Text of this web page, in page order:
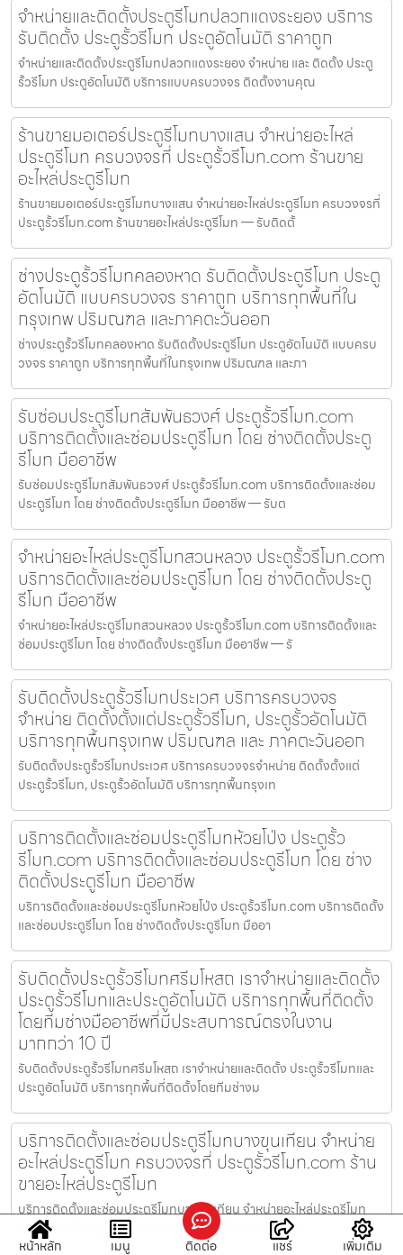
จำหน่ายและติดตั้งประตูรีโมทปลวกแดงระยอง บริการ
รับติดตั้ง ประตูรั้วรีโมท ประตูอัตโนมัติ ราคาถูก
จำหน่ายและติดตั้งประตูรีโมทปลวกแดงระยอง จำหน่าย และ ติดตั้ง ประตู
รั้วรีโมท ประตูอัตโนมัติ บริการแบบครบวงจร ติดตั้งงานคุณ
ร้านขายมอเตอร์ประตูรีโมทบางแสน จำหน่ายอะไหล่
ประตูรีโมท ครบวงจรที่ ประตูรั้วรีโมท.com ร้านขาย
อะไหล่ประตูรีโมท
ร้านขายมอเตอร์ประตูรีโมทบางแสน จำหน่ายอะไหล่ประตูรีโมท ครบวงจรที่
ประตูรั้วรีโมท.com ร้านขายอะไหล่ประตูรีโมท — รับติดตั้
ช่างประตูรั้วรีโมทคลองหาด รับติดตั้งประตูรีโมท ประตู
อัตโนมัติ แบบครบวงจร ราคาถูก บริการทุกพื้นที่ใน
กรุงเทพ ปริมณฑล และภาคตะวันออก
ช่างประตูรั้วรีโมทคลองหาด รับติดตั้งประตูรีโมท ประตูอัตโนมัติ แบบครบ
วงจร ราคาถูก บริการทุกพื้นที่ในกรุงเทพ ปริมณฑล และภา
รับซ่อมประตูรีโมทสัมพันธวงศ์ ประตูรั้วรีโมท.com
บริการติดตั้งและซ่อมประตูรีโมท โดย ช่างติดตั้งประตู
รีโมท มืออาชีพ
รับซ่อมประตูรีโมทสัมพันธวงศ์ ประตูรั้วรีโมท.com บริการติดตั้งและซ่อม
ประตูรีโมท โดย ช่างติดตั้งประตูรีโมท มืออาชีพ — รับต
จำหน่ายอะไหล่ประตูรีโมทสวนหลวง ประตูรั้วรีโมท.com
บริการติดตั้งและซ่อมประตูรีโมท โดย ช่างติดตั้งประตู
รีโมท มืออาชีพ
จำหน่ายอะไหล่ประตูรีโมทสวนหลวง ประตูรั้วรีโมท.com บริการติดตั้งและ
ซ่อมประตูรีโมท โดย ช่างติดตั้งประตูรีโมท มืออาชีพ — รั
รับติดตั้งประตูรั้วรีโมทประเวศ บริการครบวงจร
จำหน่าย ติดตั้งตั้งแต่ประตูรั้วรีโมท, ประตูรั้วอัตโนมัติ
บริการทุกพื้นกรุงเทพ ปริมณฑล และ ภาคตะวันออก
รับติดตั้งประตูรั้วรีโมทประเวศ บริการครบวงจรจำหน่าย ติดตั้งตั้งแต่
ประตูรั้วรีโมท, ประตูรั้วอัตโนมัติ บริการทุกพื้นกรุงเท
บริการติดตั้งและซ่อมประตูรีโมทห้วยโป่ง ประตูรั้ว
รีโมท.com บริการติดตั้งและซ่อมประตูรีโมท โดย ช่าง
ติดตั้งประตูรีโมท มืออาชีพ
บริการติดตั้งและซ่อมประตูรีโมทห้วยโป่ง ประตูรั้วรีโมท.com บริการติดตั้ง
และซ่อมประตูรีโมท โดย ช่างติดตั้งประตูรีโมท มืออา
รับติดตั้งประตูรั้วรีโมทศรีมโหสถ เราจำหน่ายและติดตั้ง
ประตูรั้วรีโมทและประตูอัตโนมัติ บริการทุกพื้นที่ติดตั้ง
โดยทีมช่างมืออาชีพที่มีประสบการณ์ตรงในงาน
มากกว่า 10 ปี
รับติดตั้งประตูรั้วรีโมทศรีมโหสถ เราจำหน่ายและติดตั้ง ประตูรั้วรีโมทและ
ประตูอัตโนมัติ บริการทุกพื้นที่ติดตั้งโดยทีมช่างม
บริการติดตั้งและซ่อมประตูรีโมทบางขุนเทียน จำหน่าย
อะไหล่ประตูรีโมท ครบวงจรที่ ประตูรั้วรีโมท.com ร้าน
ขายอะไหล่ประตูรีโมท
บริการติดตั้งและซ่อมประตูรีโมทบางขุนเทียน จำหน่ายอะไหล่ประตูรีโมท
ครบวงจรที่ ประตูรั้วรีโมท.com ร้านขายอะไหล่ประตูรีโมท
หน้าหลัก
เมนู ติดต่อ แชร์ เพิ่มเติม